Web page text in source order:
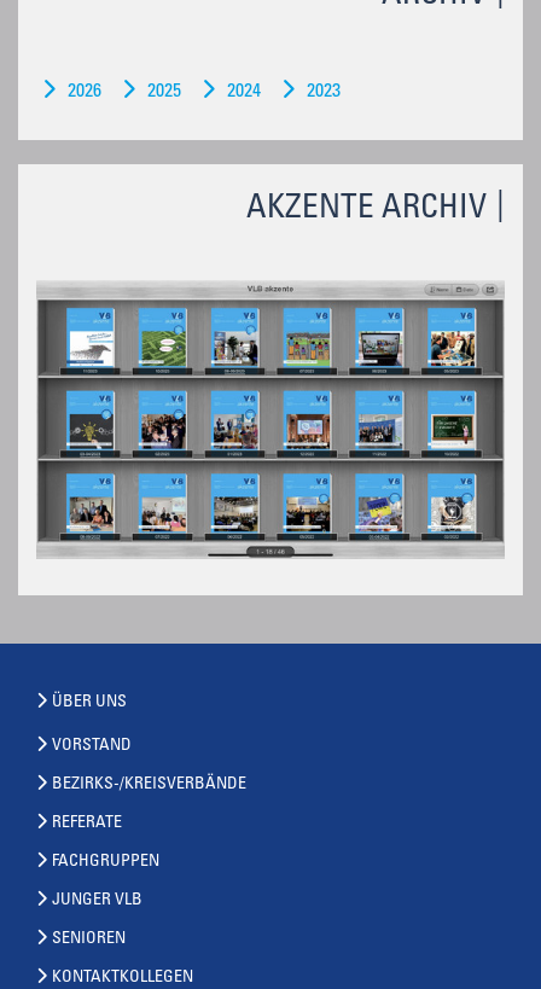
2026 2025 2024 2023
AKZENTE ARCHIV
ÜBER UNS
VORSTAND
BEZIRKS-/KREISVERBÄNDE
REFERATE
FACHGRUPPEN
JUNGER VLB
SENIOREN
KONTAKTKOLLEGEN